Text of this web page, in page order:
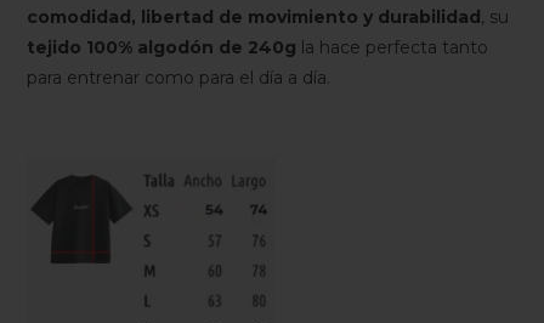
comodidad, libertad de movimiento y durabilidad, su
tejido 100% algodón de 240g la hace perfecta tanto
para entrenar como para el día a día.